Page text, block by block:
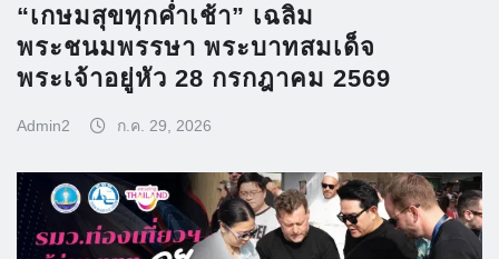
“เกษมสุขทุกค่ำเช้า” เฉลิม
พระชนมพรรษา พระบาทสมเด็จ
พระเจ้าอยู่หัว 28 กรกฎาคม 2569
Admin2 ก.ค. 29, 2026